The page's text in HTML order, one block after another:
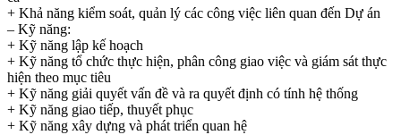
+ Khả năng kiểm soát, quản lý các công việc liên quan đến Dự án
– Kỹ năng:
+ Kỹ năng lập kế hoạch
+ Kỹ năng tổ chức thực hiện, phân công giao việc và giám sát thực
hiện theo mục tiêu
+ Kỹ năng giải quyết vấn đề và ra quyết định có tính hệ thống
+ Kỹ năng giao tiếp, thuyết phục
+ Kỹ năng xây dựng và phát triển quan hệ